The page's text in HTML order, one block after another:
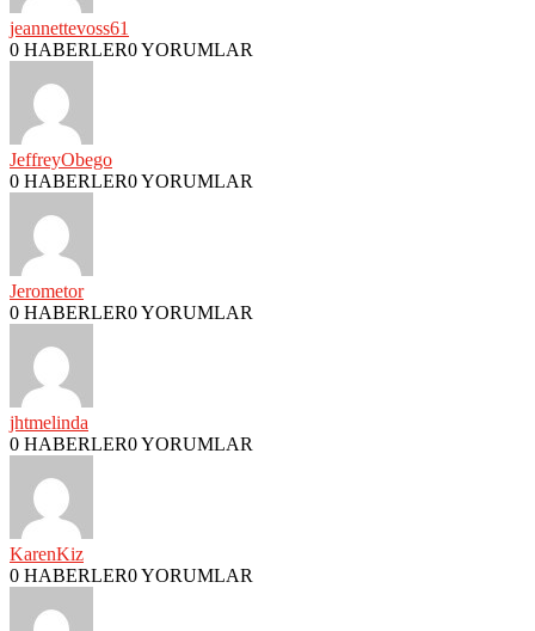
jeannettevoss61
0 HABERLER0 YORUMLAR
JeffreyObego
0 HABERLER0 YORUMLAR
Jerometor
0 HABERLER0 YORUMLAR
jhtmelinda
0 HABERLER0 YORUMLAR
KarenKiz
0 HABERLER0 YORUMLAR